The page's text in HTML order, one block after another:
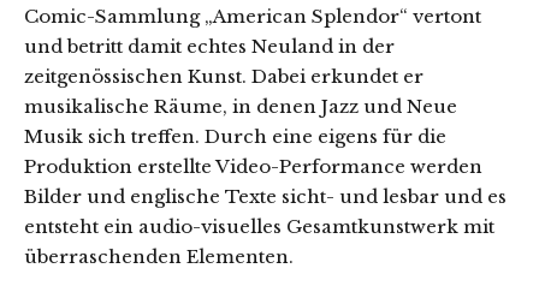
Comic-Sammlung „American Splendor“ vertont
und betritt damit echtes Neuland in der
zeitgenössischen Kunst. Dabei erkundet er
musikalische Räume, in denen Jazz und Neue
Musik sich treffen. Durch eine eigens für die
Produktion erstellte Video-Performance werden
Bilder und englische Texte sicht- und lesbar und es
entsteht ein audio-visuelles Gesamtkunstwerk mit
überraschenden Elementen.